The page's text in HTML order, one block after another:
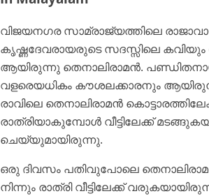
വിജയനഗര സാമ്രാജ്യത്തിലെ
കൃഷ്ണദേവരായരുടെ സദസ്സിലെ
ആയിരുന്നു തെനാലിരാമൻ.
വളരെയധികം കൗശലക്കാരനും
രാവിലെ തെനാലിരാമൻ
രാത്രിയാകുമ്പോൾ വീട്ടിലേക്ക്
ചെയ്യുമായിരുന്നു.
ഒരു ദിവസം പതിവുപോലെ
നിന്നും രാത്രി വീട്ടിലേക്ക്